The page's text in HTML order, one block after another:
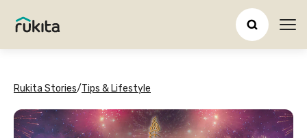
Rukita Stories/Tips & Lifestyle